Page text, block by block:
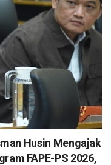
Husin Mengajak
FAPE-PS 2026,